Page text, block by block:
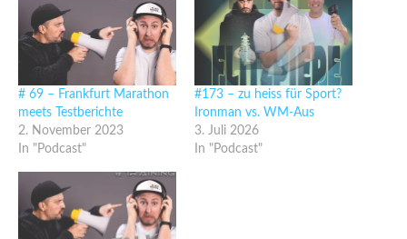
# 69 – Frankfurt Marathon
meets Testberichte
2. November 2023
In "Podcast"
#173 – zu heiss für Sport?
Ironman vs. WM-Aus
3. Juli 2026
In "Podcast"